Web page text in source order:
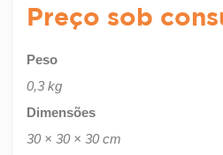
Preço sob
Peso
0,3 kg
Dimensões
30 × 30 × 30 cm